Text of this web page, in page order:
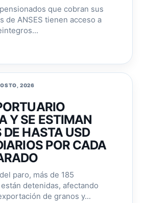
que cobran sus
de ANSES tienen acceso a
2026
Y SE ESTIMAN
DE HASTA USD
POR CADA
paro, más de 185
detenidas, afectando
de granos y...